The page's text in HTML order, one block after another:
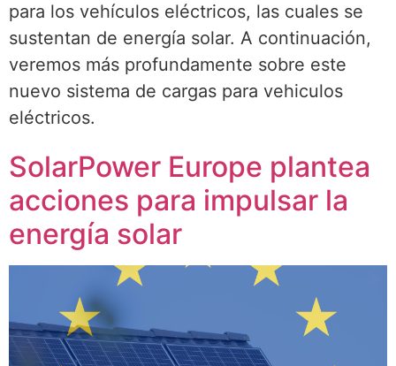
para los vehículos eléctricos, las cuales se
sustentan de energía solar. A continuación,
veremos más profundamente sobre este
nuevo sistema de cargas para vehiculos
eléctricos.
SolarPower Europe plantea
acciones para impulsar la
energía solar